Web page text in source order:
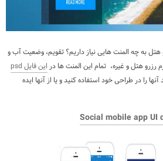
به چه المنت هایی نیاز داریم؟ تقویم، وضعیت آب و
رزرو هتل و غیره، تمام این المنت ها در این فایل psd
را در طراحی خود استفاده کنید و یا از آنها ایده
Social mobile app UI